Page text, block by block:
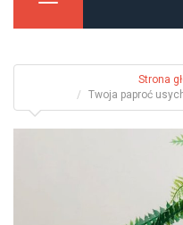
Strona
Twoja paproć